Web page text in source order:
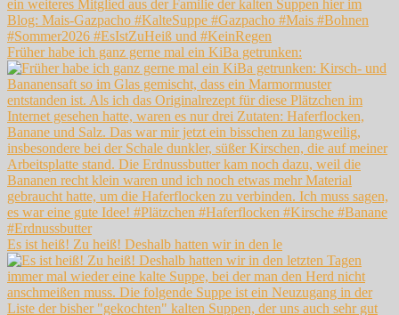
Früher habe ich ganz gerne mal ein KiBa getrunken:
Es ist heiß! Zu heiß! Deshalb hatten wir in den le